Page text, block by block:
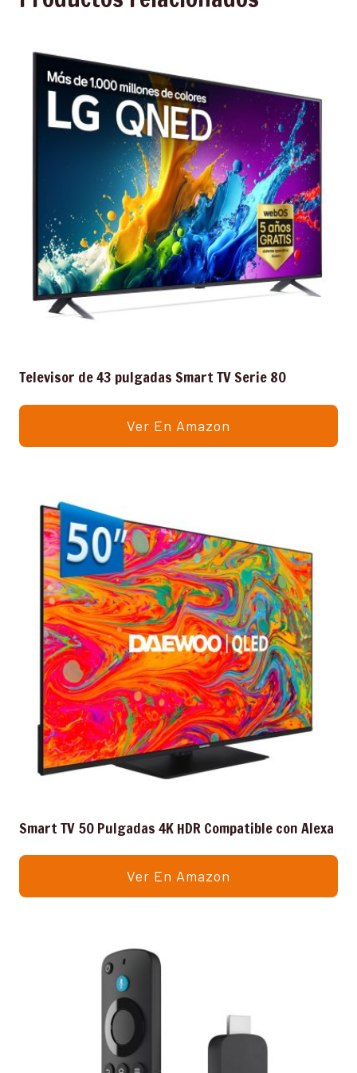
Televisor de 43 pulgadas Smart TV Serie 80
Ver En Amazon
Smart TV 50 Pulgadas 4K HDR Compatible con Alexa
Ver En Amazon